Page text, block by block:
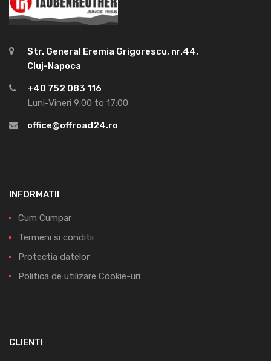
Str. General Eremia Grigorescu, nr.44,
Cluj-Napoca
+40 752 083 116
Luni-Vineri 9:00 to 17:00
office@offroad24.ro
INFORMATII
Cum Cumpar
Termeni si conditii
Protectia datelor
Politica de utilizare Cookie-uri
CLIENTI